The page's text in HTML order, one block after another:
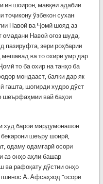
ин шоирон, мавқеи адабии
тоҷикону ўзбекон сухан
Навоӣ ва Ҷомӣ шояд аз
омадани Навоӣ оғоз шуда,
пазируфта, зери роҳбарии
мешавад ва то охири умр дар
то ба охир на танҳо ба
мондааст, балки дар як
гашта, шогирди худро дўст
шеърфаҳмии вай баҳои
худ барои мардумонашон
шеъру шоирӣ,
одаму одамгарӣ осори
аз онҳо аҳли башар
ва рафоқату дўстии онҳо
А. Афсаҳзод “осори